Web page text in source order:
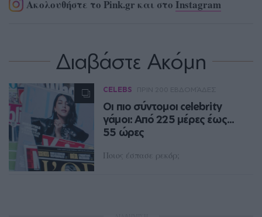
Ακολουθήστε το Pink.gr και στο Instagram
Διαβάστε Ακόμη
CELEBS
Οι πιο σύντομοι celebrity
γάμοι: Από 225 μέρες έως...
55 ώρες
Ποιος έσπασε ρεκόρ;